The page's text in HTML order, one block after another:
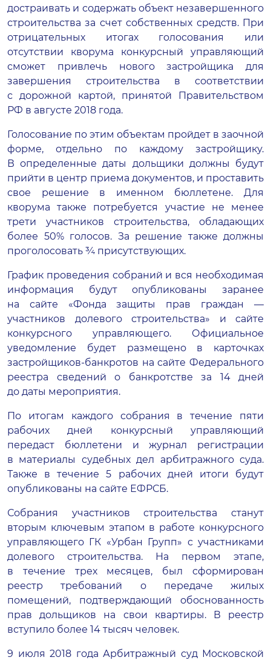
достраивать и содержать объект незавершенного
строительства за счет собственных средств. При
отрицательных итогах голосования или
отсутствии кворума конкурсный управляющий
сможет привлечь нового застройщика для
завершения строительства в соответствии
с дорожной картой, принятой Правительством
РФ в августе 2018 года.
Голосование по этим объектам пройдет в заочной
форме, отдельно по каждому застройщику.
В определенные даты дольщики должны будут
прийти в центр приема документов, и проставить
свое решение в именном бюллетене. Для
кворума также потребуется участие не менее
трети участников строительства, обладающих
более 50% голосов. За решение также должны
проголосовать ¾ присутствующих.
График проведения собраний и вся необходимая
информация будут опубликованы заранее
на сайте «Фонда защиты прав граждан —
участников долевого строительства» и сайте
конкурсного управляющего. Официальное
уведомление будет размещено в карточках
застройщиков-банкротов на сайте Федерального
реестра сведений о банкротстве за 14 дней
до даты мероприятия.
По итогам каждого собрания в течение пяти
рабочих дней конкурсный управляющий
передаст бюллетени и журнал регистрации
в материалы судебных дел арбитражного суда.
Также в течение 5 рабочих дней итоги будут
опубликованы на сайте ЕФРСБ.
Собрания участников строительства станут
вторым ключевым этапом в работе конкурсного
управляющего ГК «Урбан Групп» с участниками
долевого строительства. На первом этапе,
в течение трех месяцев, был сформирован
реестр требований о передаче жилых
помещений, подтверждающий обоснованность
прав дольщиков на свои квартиры. В реестр
вступило более 14 тысяч человек.
9 июля 2018 года Арбитражный суд Московской